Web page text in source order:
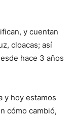
y cuentan
cloacas; así
hace 3 años
y hoy estamos
cómo cambió,